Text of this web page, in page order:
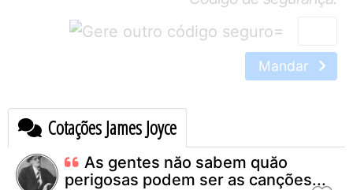
=
Mandar
Cotações James Joyce
As gentes năo sabem quăo
perigosas podem ser as canções...